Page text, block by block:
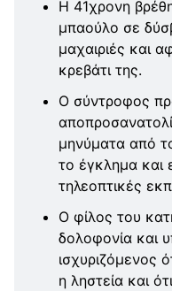
Η 41χρονη
μπαούλο σε
μαχαιριές και
κρεβάτι της.
Ο σύντροφος
μηνύματα από
το έγκλημα και
τηλεοπτικές
Ο φίλος του
δολοφονία και
ισχυριζόμενος
η ληστεία και